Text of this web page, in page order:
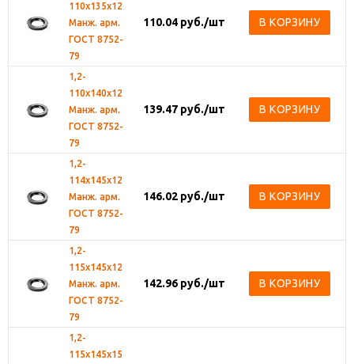
110х135х12
Манж. арм.
ГОСТ 8752-
79
110.04 руб./шт В КОРЗИНУ
1,2-
110х140х12
Манж. арм.
ГОСТ 8752-
79
139.47 руб./шт В КОРЗИНУ
1,2-
114х145х12
Манж. арм.
ГОСТ 8752-
79
146.02 руб./шт В КОРЗИНУ
1,2-
115х145х12
Манж. арм.
ГОСТ 8752-
79
142.96 руб./шт В КОРЗИНУ
1,2-
115х145х15